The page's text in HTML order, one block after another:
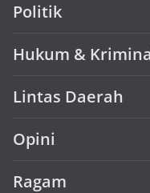
Politik
Hukum &
Lintas Daerah
Opini
Ragam